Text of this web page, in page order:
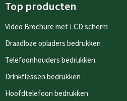
Top producten
Video Brochure met LCD scherm
Draadloze opladers bedrukken
Telefoonhouders bedrukken
Drinkflessen bedrukken
Hoofdtelefoon bedrukken